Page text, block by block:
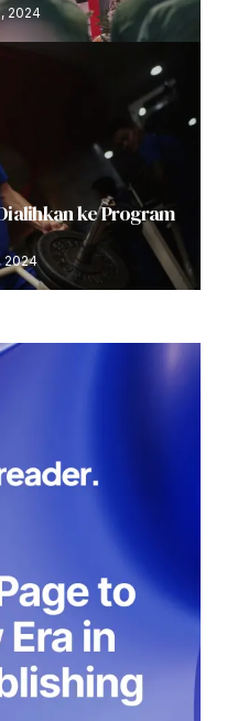
2024
ke Program
2024